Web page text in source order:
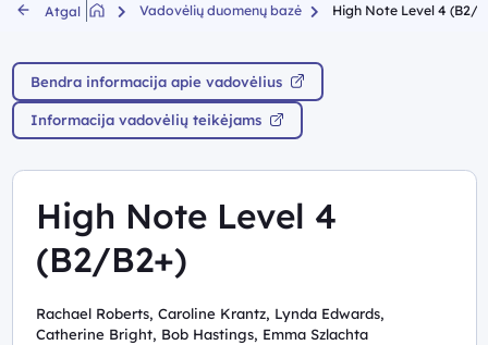
Atgal Vadovėlių duomenų bazė High Note Level 4 (B2/
Bendra informacija apie vadovėlius
Informacija vadovėlių teikėjams
High Note Level 4
(B2/B2+)
Rachael Roberts, Caroline Krantz, Lynda Edwards,
Catherine Bright, Bob Hastings, Emma Szlachta